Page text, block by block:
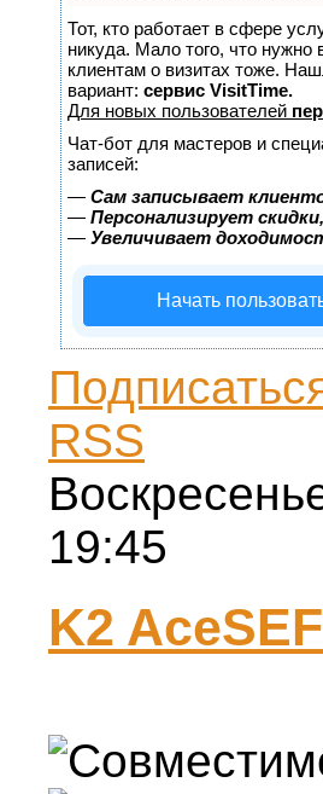
Тот, кто работает в сфере
никуда. Мало того, что нужно
клиентам о визитах тоже.
вариант: сервис VisitTime.
Для новых пользователей
Чат-бот для мастеров и
записей:
— Сам записывает
— Персонализирует
— Увеличивает
Начать
RSS
19:45
K2 AceSEF